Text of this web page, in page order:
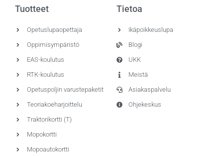
Tuotteet
Opetuslupaopettaja
Oppimisympäristö
EAS-koulutus
RTK-koulutus
Opetuspoljin varustepaketit
Teoriakoeharjoittelu
Traktorikortti (T)
Mopokortti
Mopoautokortti
Tietoa
Ikäpoikkeuslupa
Blogi
UKK
Meistä
Asiakaspalvelu
Ohjekeskus